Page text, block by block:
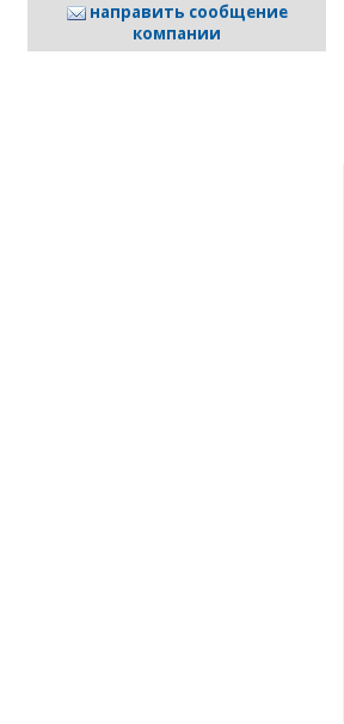
направить сообщение
компании